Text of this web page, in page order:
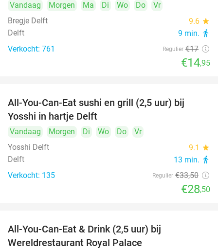
Vandaag Morgen Ma Di Wo Do
Vr
Bregje Delft
9.6 star
Delft 9 min. directions_walk
Verkocht: 761 Regulier €17
€14,95
All-You-Can-Eat sushi en grill (2,5 uur) bij
Yosshi in hartje Delft
Vandaag Morgen Di Wo Do
Vr
Yosshi Delft
9.1 star
Delft 13 min. directions_walk
Verkocht: 135 Regulier €33,50
€28,50
All-You-Can-Eat & Drink (2,5 uur) bij
Wereldrestaurant Royal Palace